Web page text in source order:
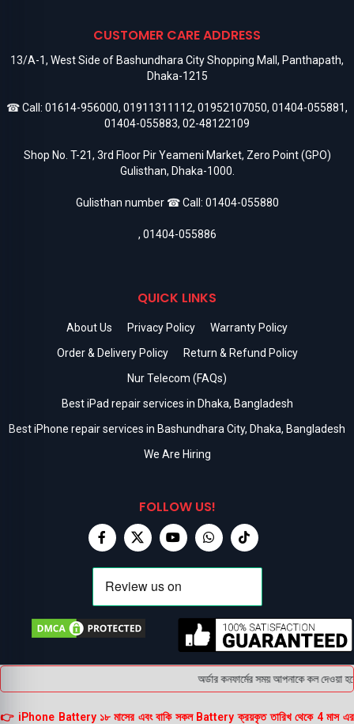
CUSTOMER CARE ADDRESS
13/A-1, West Side of Bashundhara City Shopping Mall, Panthapath,
Dhaka-1215
☎ Call: 01614-956000, 01911311112, 01952107050, 01404-055881,
01404-055883, 02-48122109
Shop No. T-21, 3rd Floor Pir Yeameni Market, Zero Point (GPO)
Gulisthan, Dhaka-1000.
Gulisthan number ☎ Call: 01404-055880
, 01404-055886
QUICK LINKS
About Us Privacy Policy
Warranty Policy
Order & Delivery Policy
Return & Refund Policy
Nur Telecom (FAQs)
Best iPad repair services in Dhaka, Bangladesh
Best iPhone repair services in Bashundhara City, Dhaka, Bangladesh
We Are Hiring
FOLLOW US!
অর্ডার কনফার্মের সময় আপনাকে কল দেওয়া
👉 iPhone Battery ১৮ মাসের এবং বাকি সকল Battery ক্রয়কৃত তারিখ থেকে 4 মাস এর